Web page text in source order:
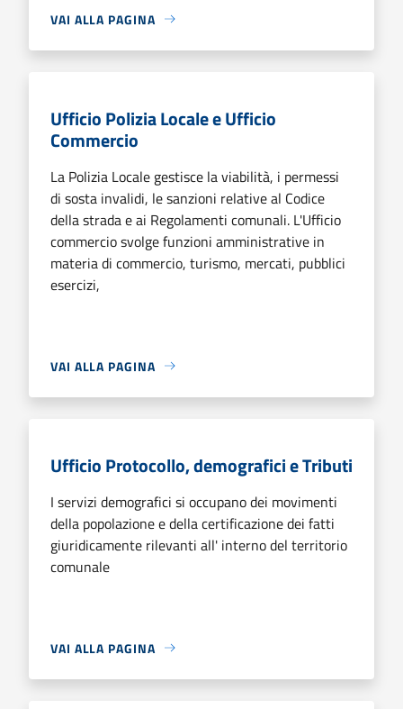
VAI ALLA PAGINA
Ufficio Polizia Locale e Ufficio
Commercio
La Polizia Locale gestisce la viabilità, i permessi
di sosta invalidi, le sanzioni relative al Codice
della strada e ai Regolamenti comunali. L'Ufficio
commercio svolge funzioni amministrative in
materia di commercio, turismo, mercati, pubblici
esercizi,
VAI ALLA PAGINA
Ufficio Protocollo, demografici e Tributi
I servizi demografici si occupano dei movimenti
della popolazione e della certificazione dei fatti
giuridicamente rilevanti all' interno del territorio
comunale
VAI ALLA PAGINA